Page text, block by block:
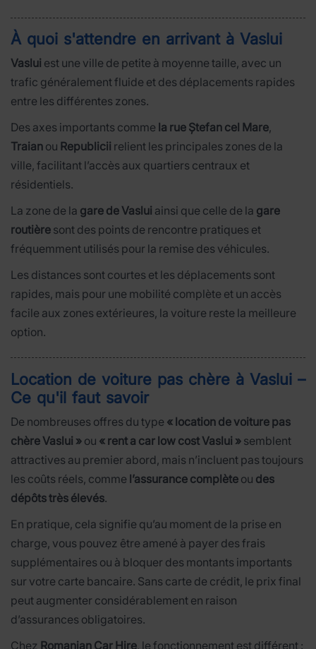
À quoi s'attendre en arrivant à Vaslui
Vaslui est une ville de petite à moyenne taille, avec un
trafic généralement fluide et des déplacements rapides
entre les différentes zones.
Des axes importants comme la rue Ștefan cel Mare,
Traian ou Republicii relient les principales zones de la
ville, facilitant l’accès aux quartiers centraux et
résidentiels.
La zone de la gare de Vaslui ainsi que celle de la gare
routière sont des points de rencontre pratiques et
fréquemment utilisés pour la remise des véhicules.
Les distances sont courtes et les déplacements sont
rapides, mais pour une mobilité complète et un accès
facile aux zones extérieures, la voiture reste la meilleure
option.
Location de voiture pas chère à Vaslui –
Ce qu'il faut savoir
De nombreuses offres du type « location de voiture pas
chère Vaslui » ou « rent a car low cost Vaslui » semblent
attractives au premier abord, mais n’incluent pas toujours
les coûts réels, comme l’assurance complète ou des
dépôts très élevés.
En pratique, cela signifie qu’au moment de la prise en
charge, vous pouvez être amené à payer des frais
supplémentaires ou à bloquer des montants importants
sur votre carte bancaire. Sans carte de crédit, le prix final
peut augmenter considérablement en raison
d’assurances obligatoires.
Chez Romanian Car Hire, le fonctionnement est différent :